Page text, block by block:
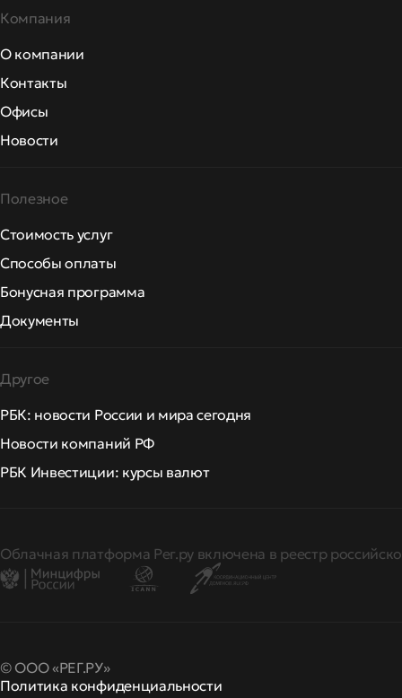
Компания
О компании
Контакты
Офисы
Новости
Полезное
Стоимость услуг
Способы оплаты
Бонусная программа
Документы
Другое
РБК: новости России и мира сегодня
Новости компаний РФ
РБК Инвестиции: курсы валют
Облачная платформа Рег.ру включена в реестр
© ООО «РЕГ.РУ»
Политика конфиденциальности